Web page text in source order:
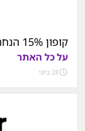
קופון 15% הנחה
על כל האתר
28 ביוני